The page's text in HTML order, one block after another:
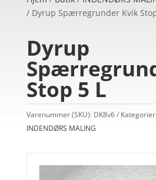
/ Dyrup Spærregrunder Kvik
Dyrup
Stop 5 L
Varenummer (SKU): DK8v6
INDENDØRS MALING